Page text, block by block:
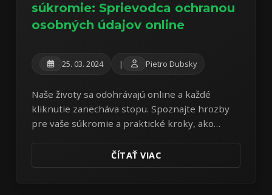
súkromie: Sprievodca ochranou
osobných údajov online
25. 03. 2024 | Pietro Dubsky
Naše životy sa odohrávajú online a každé
kliknutie zanecháva stopu. Spoznajte hrozby
pre vaše súkromie a praktické kroky, ako
ČÍTAŤ VIAC